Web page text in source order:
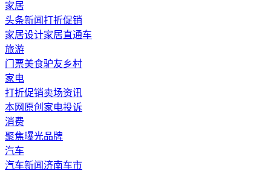
家居
头条新闻打折促销
家居设计家居直通车
旅游
门票美食驴友乡村
家电
打折促销卖场资讯
本网原创 家电投诉
消费
聚焦曝光品牌
汽车
汽车新闻济南车市